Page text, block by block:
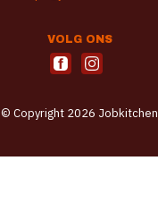
VOLG ONS
© Copyright 2026 Jobkitchen